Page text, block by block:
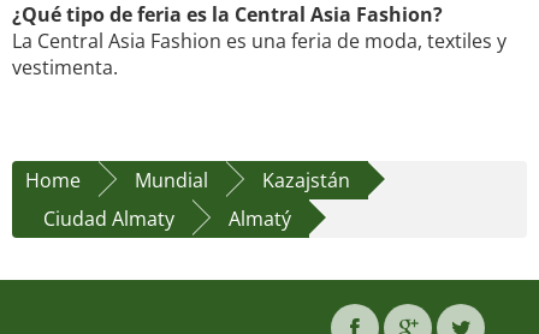
¿Qué tipo de feria es la Central Asia Fashion?
La Central Asia Fashion es una feria de moda, textiles y
vestimenta.
Home Mundial
Kazajstán
Ciudad Almaty
Almatý